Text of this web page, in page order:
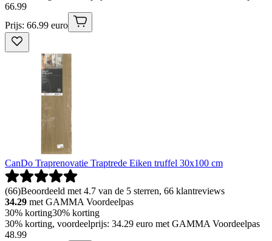
66.99
Prijs: 66.99 euro
CanDo Traprenovatie Traptrede Eiken truffel 30x100 cm
(66)Beoordeeld met 4.7 van de 5 sterren, 66 klantreviews
34.29 met GAMMA Voordeelpas
30% korting30% korting
30% korting, voordeelprijs: 34.29 euro met GAMMA Voordeelpas
48.99